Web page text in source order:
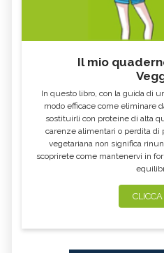
VITALOGIA: TECNICA, BENEFICI E
MASSAGGIO BIO EMOZIONALE:
OPALE: TUTTE LE PROPRIETÀ E
MASSAGGIO PSICOSOMATICO:
TECNICA, BENEFICI E
CONTROINDICAZIONI
MASSAGGIO TERAPEUTICO: TECNICA,
DIOPTASIO: TUTTE LE PROPRIETÀ E
DIAMANTE: TUTTE LE PROPRIETÀ E
Il mio
In questo libro, con la guida di
modo efficace come eliminare
sostituirli con proteine di alta
carenze alimentari o perdita
vegetariana non significa
scoprirete come mantenervi in